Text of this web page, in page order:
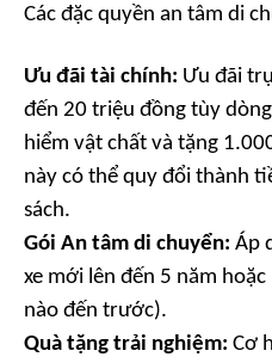
Các đặc quyền an tâm di
Ưu đãi tài chính: Ưu đãi
đến 20 triệu đồng tùy
hiểm vật chất và tặng
này có thể quy đổi thành
sách.
Gói An tâm di chuyển: Áp
xe mới lên đến 5 năm
nào đến trước).
Quà tặng trải nghiệm: Cơ